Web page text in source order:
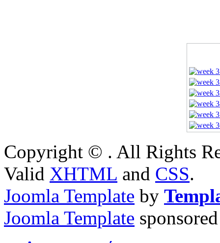
Copyright © . All Rights
Valid XHTML and CSS.
Joomla Template by
Joomla Template